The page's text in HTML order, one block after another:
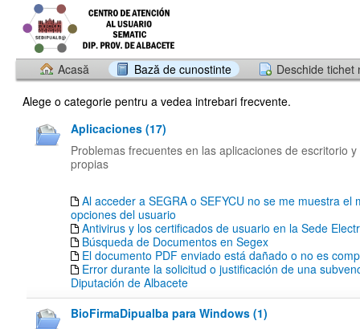
Acasă Bază de cunostinte
Deschide tichet
Alege o categorie pentru a vedea intrebari frecvente.
Aplicaciones (17)
Problemas frecuentes en las aplicaciones de escritorio
propias
Al acceder a SEGRA o SEFYCU no se me muestra el
opciones del usuario
Antivirus y los certificados de usuario en la Sede
Búsqueda de Documentos en Segex
El documento PDF enviado está dañado o no es
Error durante la solicitud o justificación de una
Diputación de Albacete
BioFirmaDipualba para Windows (1)